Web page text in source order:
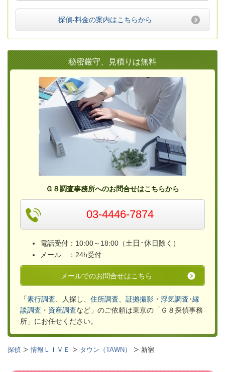
探偵-料金の案内はこちらから
秘密厳守、見積りは無料
Ｇ８調査事務所へのお問合せはこちらから
03-4446-7874
電話受付：10:00～18:00（土日･休日除く）
メール ：24h受付
メールでのお問合せはこちら
「素行調査、人探し、 住所調査、 証拠撮影 ・ 浮気調査･縁
談調査 ・ 資産調査など」のご依頼は東京の「Ｇ８探偵事務
所」 にお任せください。
探偵 情報ＬＩＶＥ タウン（TAWN） 新宿